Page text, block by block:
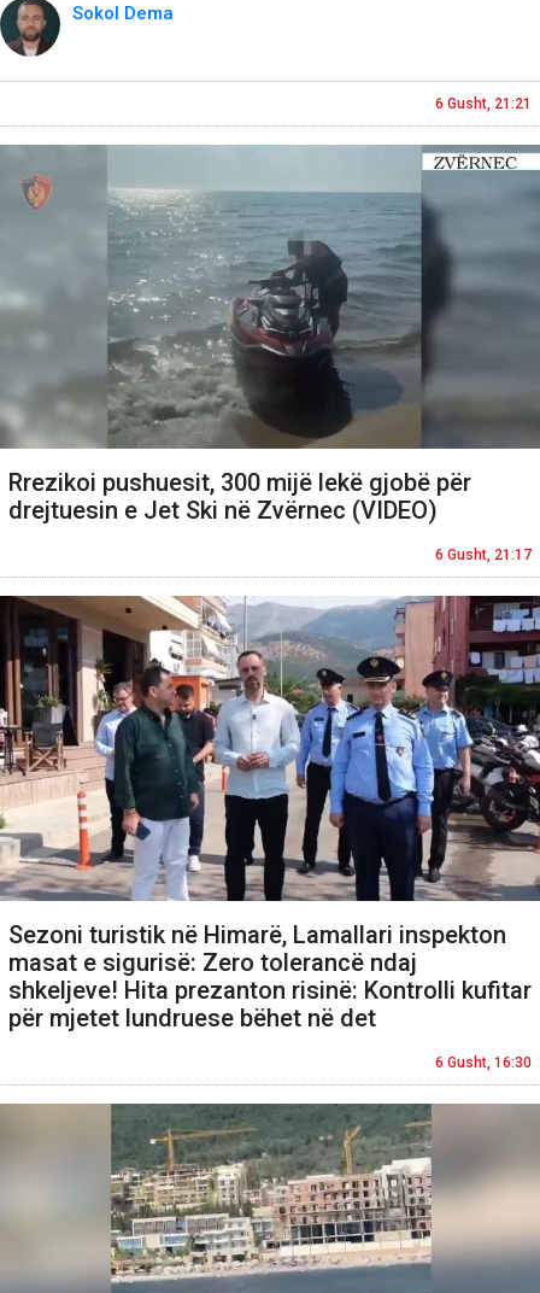
Sokol Dema
6 Gusht, 21:21
Rrezikoi pushuesit, 300 mijë lekë gjobë për
drejtuesin e Jet Ski në Zvërnec (VIDEO)
6 Gusht, 21:17
Sezoni turistik në Himarë, Lamallari inspekton
masat e sigurisë: Zero tolerancë ndaj
shkeljeve! Hita prezanton risinë: Kontrolli kufitar
për mjetet lundruese bëhet në det
6 Gusht, 16:30